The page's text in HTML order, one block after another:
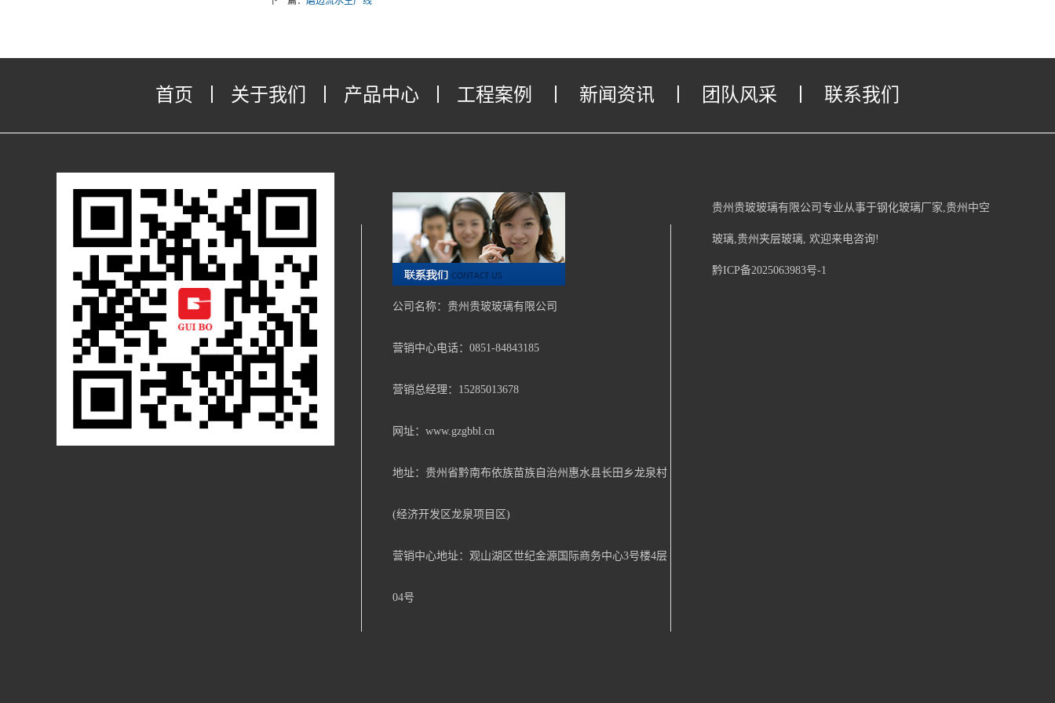
首页 关于我们 产品中心 工程案例 新闻资讯 团队风采 联系我们
公司名称：贵州贵玻玻璃有限公司
营销中心电话：0851-84843185
营销总经理：15285013678
网址：www.gzgbbl.cn
地址：贵州省黔南布依族苗族自治州惠水县长田乡龙泉村
(经济开发区龙泉项目区)
营销中心地址：观山湖区世纪金源国际商务中心3号楼4层
04号
贵州贵玻玻璃有限公司专业从事于钢化玻璃厂家 贵州中空
玻璃 贵州夹层玻璃 , 欢迎来电咨询!
黔ICP备2025063983号-1